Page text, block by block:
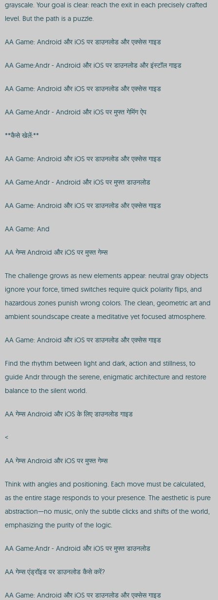
grayscale. Your goal is clear: reach the exit in each precisely crafted
level. But the path is a puzzle.
AA Game: Android और iOS पर डाउनलोड और एक्सेस गाइड
AA Game:Andr - Android और iOS पर डाउनलोड और इंस्टॉल गाइड
AA Game: Android और iOS पर डाउनलोड और एक्सेस गाइड
AA Game:Andr - Android और iOS पर मुफ्त गेमिंग ऐप
**कैसे खेलें:**
AA Game: Android और iOS पर डाउनलोड और एक्सेस गाइड
AA Game:Andr - Android और iOS पर मुफ्त डाउनलोड
AA Game: Android और iOS पर डाउनलोड और एक्सेस गाइड
AA Game: And
AA गेम्स Android और iOS पर मुफ्त गेम्स
The challenge grows as new elements appear: neutral gray objects
ignore your force, timed switches require quick polarity flips, and
hazardous zones punish wrong colors. The clean, geometric art and
ambient soundscape create a meditative yet focused atmosphere.
AA Game: Android और iOS पर डाउनलोड और एक्सेस गाइड
Find the rhythm between light and dark, action and stillness, to
guide Andr through the serene, enigmatic architecture and restore
balance to the silent world.
AA गेम्स Android और iOS के लिए डाउनलोड गाइड
<
AA गेम्स Android और iOS पर मुफ्त गेम्स
Think with angles and positioning. Each move must be calculated,
as the entire stage responds to your presence. The aesthetic is pure
abstraction—no music, only the subtle clicks and shifts of the world,
emphasizing the purity of the logic.
AA Game:Andr - Android और iOS पर मुफ्त डाउनलोड
AA गेम्स एंड्रॉइड पर डाउनलोड कैसे करें?
AA Game: Android और iOS पर डाउनलोड और एक्सेस गाइड